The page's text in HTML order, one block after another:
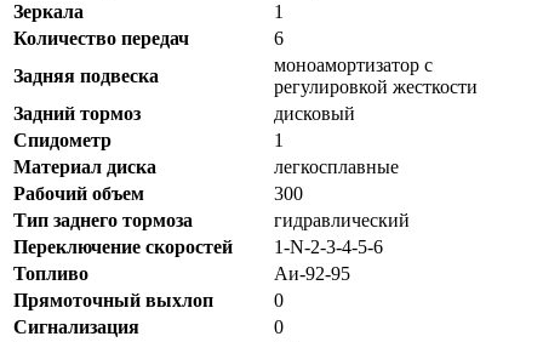
Зеркала
1
Количество передач
6
Задняя подвеска
моноамортизатор с
регулировкой жесткости
Задний тормоз
дисковый
Спидометр
1
Материал диска
легкосплавные
Рабочий объем
300
Тип заднего тормоза
гидравлический
Переключение скоростей
1-N-2-3-4-5-6
Топливо
Аи-92-95
Прямоточный выхлоп
0
Сигнализация
0